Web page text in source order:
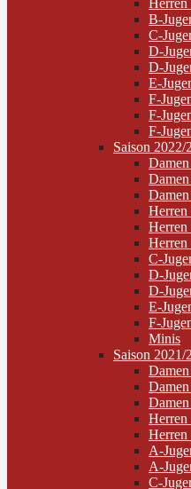
Herren
B-
C-
D-
D-
E-
F-
F-
F-
Saison 2022/
Damen
Damen
Herren
Herren
Herren
C-
D-
D-
E-
F-
Minis
Saison 2021/
Damen
Damen
Herren
Herren
A-
A-
C-